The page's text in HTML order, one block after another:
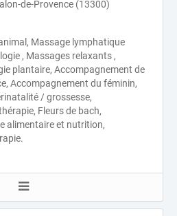
de-Provence (13300)
Massage lymphatique
, Massages relaxants ,
plantaire, Accompagnement de
Accompagnement du féminin,
/ grossesse,
Fleurs de bach,
alimentaire et nutrition,